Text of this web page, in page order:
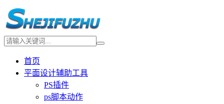
首页
平面设计辅助工具
PS插件
ps脚本动作